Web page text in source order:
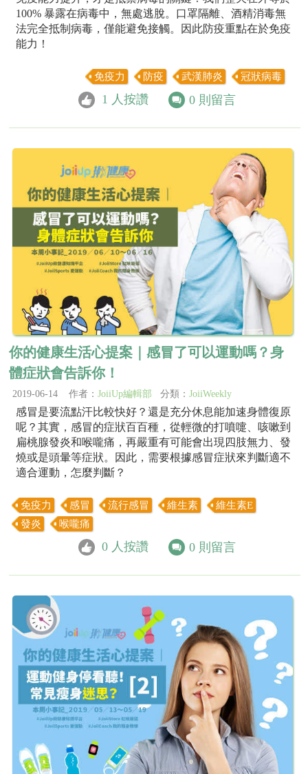
100% 暴露在病毒中，無處逃脫。口罩隔離、酒精消毒無
法完全抵制病毒，僅能避免接觸。因此防疫重點在於免疫
能力！
免疫力 防疫 武漢肺炎 冠狀病毒
1 人按讚 0 則留言
你的健康生活心提案｜感冒了可以運動嗎？身
體症狀會告訴你！
2019-06-14 作者： JoiiUp編輯部 分類： JoiiWeekly
感冒是要流點汗比較快好？還是充分休息能加速身體復原
呢？其實，感冒的症狀百百種，從輕微的打噴嚏、咳嗽到
扁桃腺發炎和喉嚨痛，再嚴重有可能會出現四肢無力、發
燒或是頭暈等症狀。因此，需要根據感冒症狀來判斷適不
適合運動，怎麼判斷？
免疫力 感冒 流行感冒 維生素
維生素E
發炎
喉嚨痛
0 人按讚 0 則留言